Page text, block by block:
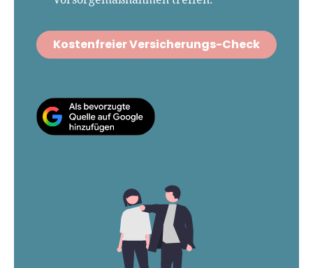
Kostenfreier Versicherungs-Check